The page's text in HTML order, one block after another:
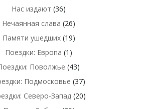
Нас издают (36)
Нечаянная слава (26)
Памяти ушедших(19)
Поездки: Европа (1)
Поволжье (43)
Подмосковье (37)
Северо-Запад (20)